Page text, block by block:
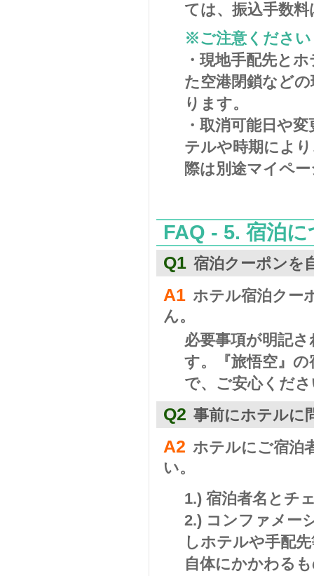
ては、振込手数
※ご注意ください
・現地手配先と
た空港閉鎖など
ります。
・取消可能日や
テルや時期によ
際は別途マイペ
FAQ - 5. 宿泊
Q1 宿泊クーポンを
A1 ホテル宿泊クー
ん。
必要事項が明記
す。『旅悟空』
で、ご安心くだ
Q2 事前にホテルに
A2 ホテルにご宿泊
い。
1.) 宿泊者名とチ
2.) コンファメー
しホテルや手配
自体にかかわる